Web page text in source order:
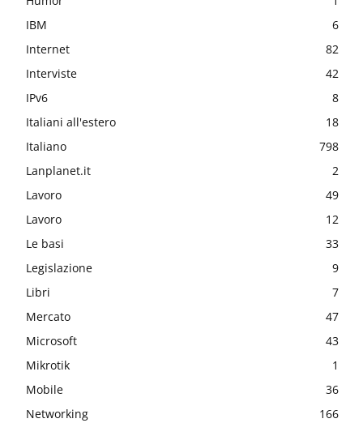
IBM
6
Internet
82
Interviste
42
IPv6
8
Italiani all'estero
18
Italiano
798
Lanplanet.it
2
Lavoro
49
Lavoro
12
Le basi
33
Legislazione
9
Libri
7
Mercato
47
Microsoft
43
Mikrotik
1
Mobile
36
Networking
166